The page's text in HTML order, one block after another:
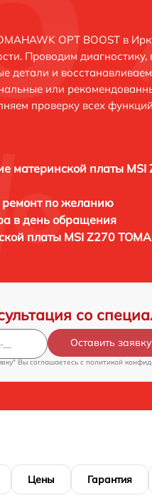
OPT BOOST в
Проводим
детали и
или
проверку всех
материнской платы MSI
ремонт по желанию
в день обращения
платы MSI Z270
со
Оставить заявку
Вы соглашаетесь c политикой
Цены Гарантия